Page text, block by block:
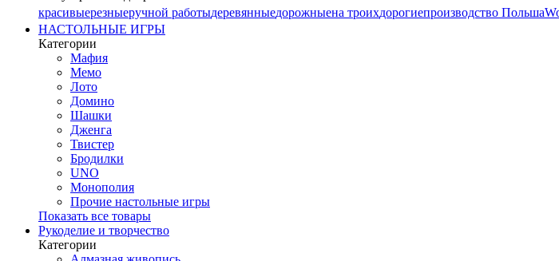
красивыерезныеручной работыдеревянныедорожныена троихдорогиепроизводство Польша
НАСТОЛЬНЫЕ ИГРЫ
Категории
Мафия
Мемо
Лото
Домино
Шашки
Дженга
Твистер
Бродилки
UNO
Монополия
Прочие настольные игры
Показать все товары
Рукоделие и творчество
Категории